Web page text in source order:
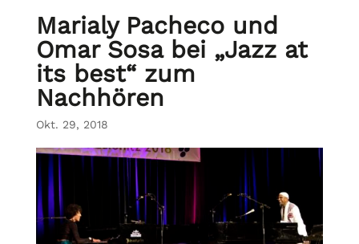
Marialy Pacheco und
Omar Sosa bei „Jazz at
its best“ zum
Nachhören
Okt. 29, 2018